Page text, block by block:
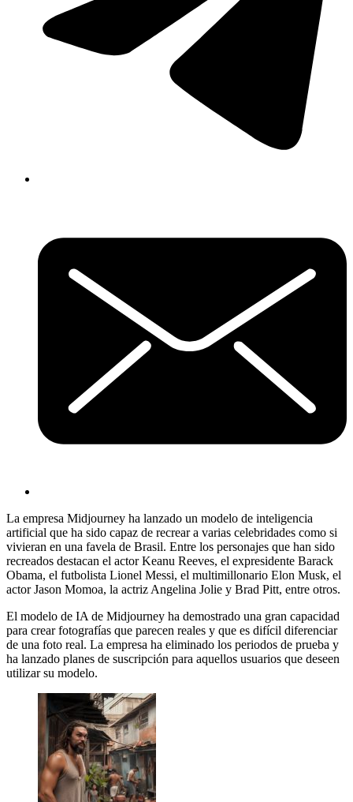
La empresa Midjourney ha lanzado un modelo de inteligencia
artificial que ha sido capaz de recrear a varias celebridades como si
vivieran en una favela de Brasil. Entre los personajes que han sido
recreados destacan el actor Keanu Reeves, el expresidente Barack
Obama, el futbolista Lionel Messi, el multimillonario Elon Musk, el
actor Jason Momoa, la actriz Angelina Jolie y Brad Pitt, entre otros.
El modelo de IA de Midjourney ha demostrado una gran capacidad
para crear fotografías que parecen reales y que es difícil diferenciar
de una foto real. La empresa ha eliminado los periodos de prueba y
ha lanzado planes de suscripción para aquellos usuarios que deseen
utilizar su modelo.